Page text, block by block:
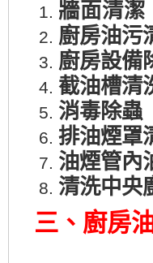
牆面清潔
廚房油污
廚房設備
截油槽清
消毒除蟲
排油煙罩
油煙管內
清洗中央
三、廚房